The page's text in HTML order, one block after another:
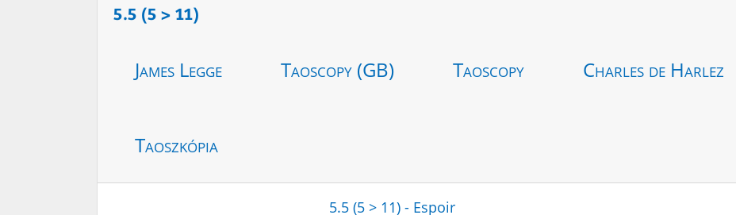
5.5 (5 > 11)
James Legge Taoscopy (GB) Taoscopy Charles de Harlez
Taoszkópia
5.5 (5 > 11) - Espoir